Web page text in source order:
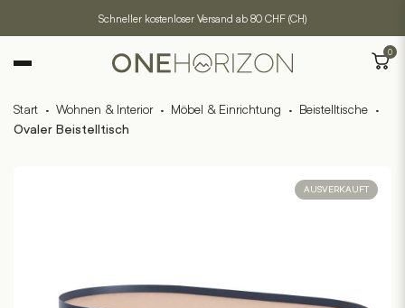
Schneller kostenloser Versand ab 80 CHF (CH)
0
Start · Wohnen & Interior · Möbel & Einrichtung · Beistelltische ·
Ovaler Beistelltisch
AUSVERKAUFT